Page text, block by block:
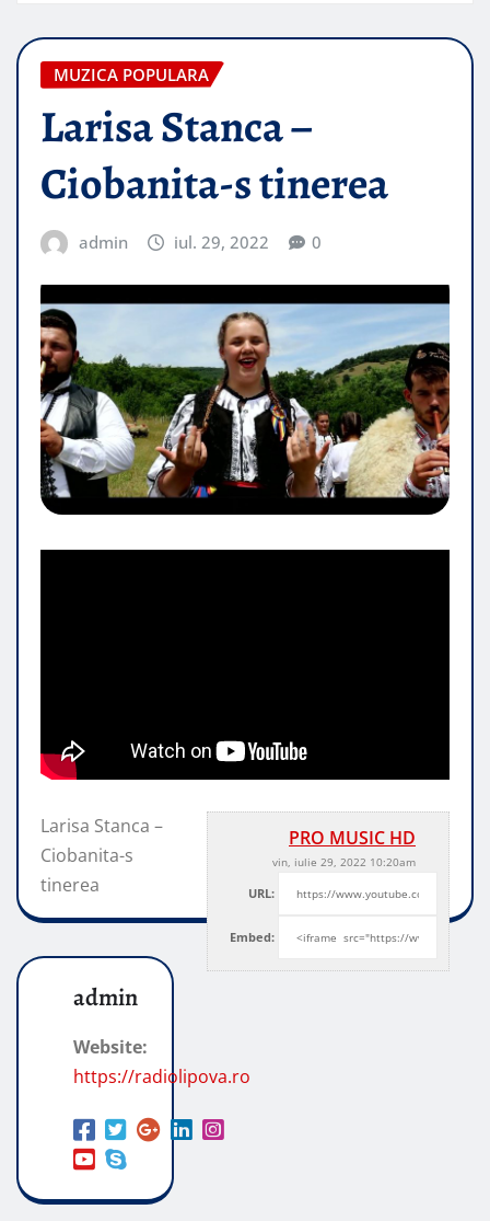
MUZICA POPULARA
Larisa Stanca –
Ciobanita-s tinerea
admin iul. 29, 2022 0
PRO MUSIC HD
vin, iulie 29, 2022 10:20am
URL:
Embed:
Larisa Stanca –
Ciobanita-s
tinerea
admin
Website:
https://radiolipova.ro